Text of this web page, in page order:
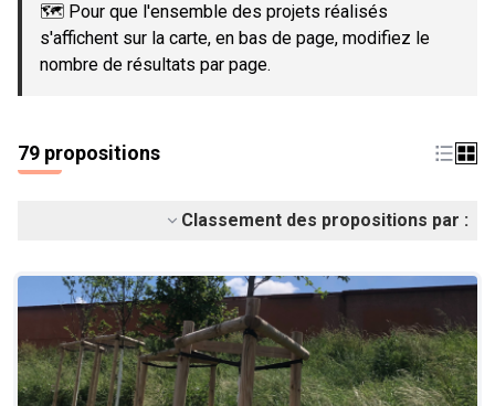
🗺️ Pour que l'ensemble des projets réalisés
s'affichent sur la carte, en bas de page, modifiez le
nombre de résultats par page.
79 propositions
Classement des propositions par :